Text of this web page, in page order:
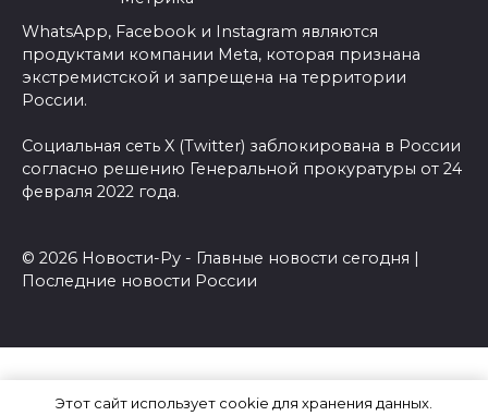
WhatsApp, Facebook и Instagram являются
продуктами компании Meta, которая признана
экстремистской и запрещена на территории
России.
Социальная сеть X (Twitter) заблокирована в России
согласно решению Генеральной прокуратуры от 24
февраля 2022 года.
© 2026 Новости-Ру - Главные новости сегодня |
Последние новости России
Этот сайт использует cookie для хранения данных.